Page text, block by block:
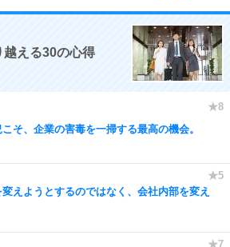
える30の心得
そ、企業の害毒を一掃する最高の機会。
えようとするのではなく、会社内部を変え